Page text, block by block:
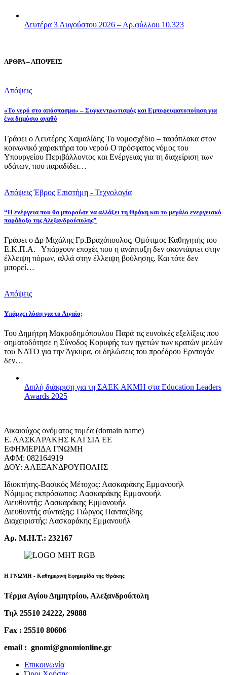
Δευτέρα 3 Αυγούστου 2026 – Αρ.φύλλου 10.323
ΑΡΘΡΑ – ΑΠΟΨΕΙΣ
Απόψεις
«Το νερό στο απόσπασμα» – Συγκεντρωτισμός και Εμπορευματοποίηση για
ένα δημόσιο αγαθό
Γράφει ο Λευτέρης Χαμαλίδης Το νομοσχέδιο – ταφόπλακα στον
κοινωνικό χαρακτήρα του νερού Ο πρόσφατος νόμος του
Υπουργείου Περιβάλλοντος και Ενέργειας για τη διαχείριση των
υδάτων, που παραδίδει…
Απόψεις Έβρος Επιστήμη - Τεχνολογία
“Η ενέργεια που θα μπορούσε να αλλάξει τη Θράκη και το μεγάλο ενεργειακό
παράδοξο της Αλεξανδρούπολης”
Γράφει ο Δρ Μιχάλης Γρ.Βραχόπουλος, Ομότιμος Καθηγητής του
Ε.Κ.Π.Α. Υπάρχουν εποχές που η ανάπτυξη δεν σκοντάφτει στην
έλλειψη πόρων, αλλά στην έλλειψη βούλησης. Και τότε δεν
μπορεί…
Απόψεις
Υπάρχει λύση για το Αιγαίο;
Του Δημήτρη Μακροδημόπουλου Παρά τις ευνοϊκές εξελίξεις που
σηματοδότησε η Σύνοδος Κορυφής των ηγετών των κρατών μελών
του ΝΑΤΟ για την Άγκυρα, οι δηλώσεις του προέδρου Ερντογάν
δεν…
Διπλή διάκριση για τη ΣΑΕΚ ΑΚΜΗ στα Education Leaders
Awards 2025
Δικαιούχος ονόματος τομέα (domain name)
Ε. ΛΑΣΚΑΡΑΚΗΣ ΚΑΙ ΣΙΑ ΕΕ
ΕΦΗΜΕΡΙΔΑ ΓΝΩΜΗ
ΑΦΜ: 082164919
ΔΟΥ: ΑΛΕΞΑΝΔΡΟΥΠΟΛΗΣ
Ιδιοκτήτης-Βασικός Μέτοχος: Λασκαράκης Εμμανουήλ
Νόμιμος εκπρόσωπος: Λασκαράκης Εμμανουήλ
Διευθυντής: Λασκαράκης Εμμανουήλ
Διευθυντής σύνταξης: Γιώργος Πανταζίδης
Διαχειριστής: Λασκαράκης Εμμανουήλ
Αρ. Μ.Η.Τ.: 232167
Η ΓΝΩΜΗ - Καθημερινή Εφημερίδα της Θράκης
Τέρμα Αγίου Δημητρίου, Αλεξανδρούπολη
Τηλ 25510 24222, 29888
Fax : 25510 80606
email : gnomi@gnomionline.gr
Επικοινωνία